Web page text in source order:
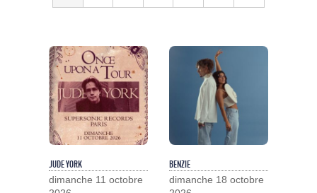
JUDE YORK
dimanche 11 octobre
BENZIE
dimanche 18 octobre